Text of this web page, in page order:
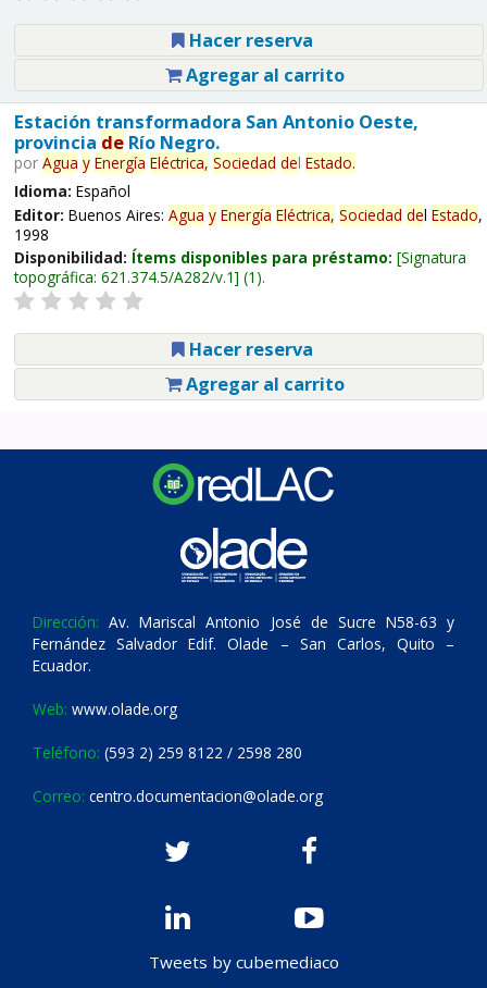
Hacer reserva
Agregar al carrito
Estación transformadora San Antonio Oeste,
provincia deRío Negro.
por Agua y Energía Eléctrica, Sociedad del Estado.
Idioma: Español
Editor: Buenos Aires: Agua y Energía Eléctrica, Sociedad del Estado,
1998
Disponibilidad: Ítems disponibles para préstamo: Signatura
topográfica: 621.374.5/A282/v.1 (1).
Hacer reserva
Agregar al carrito
Dirección: Av. Mariscal Antonio José de Sucre N58-63 y
Fernández Salvador Edif. Olade – San Carlos, Quito –
Ecuador.
Web: www.olade.org
Teléfono: (593 2) 259 8122 / 2598 280
Correo: centro.documentacion@olade.org
Tweets by cubemediaco